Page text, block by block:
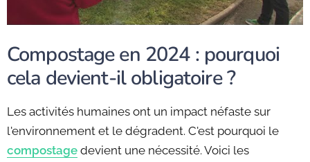
Compostage en 2024 : pourquoi
cela devient-il obligatoire ?
Les activités humaines ont un impact néfaste sur
l'environnement et le dégradent. C'est pourquoi le
compostage devient une nécessité. Voici les